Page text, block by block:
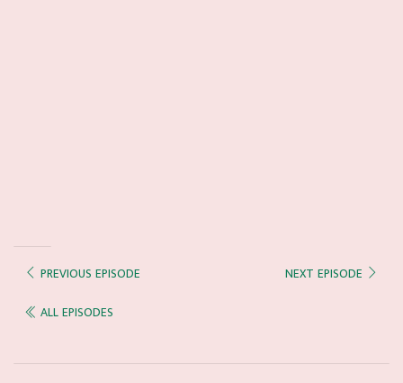
PREVIOUS EPISODE
NEXT EPISODE
ALL EPISODES